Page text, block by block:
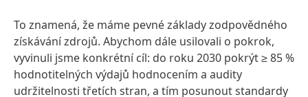
To znamená, že máme pevné základy zodpovědného
získávání zdrojů. Abychom dále usilovali o pokrok,
vyvinuli jsme konkrétní cíl: do roku 2030 pokrýt ≥ 85 %
hodnotitelných výdajů hodnocením a audity
udržitelnosti třetích stran, a tím posunout standardy